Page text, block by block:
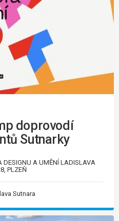
doprovodí
Sutnarky
DESIGNU A UMĚNÍ LADISLAVA
PLZEŇ
Sutnara